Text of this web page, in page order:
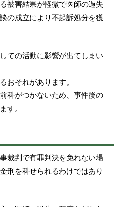
被害結果が軽微で医師の過失
の成立により不起訴処分を獲
ての活動に影響が出てしまい
おそれがあります。
科がつかないため、事件後の
す。
裁判で有罪判決を免れない場
刑を科せられるわけではあり